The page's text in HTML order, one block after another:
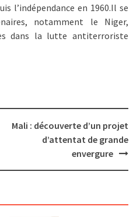
l’indépendance en 1960.Il se
notamment le Niger,
dans la lutte antiterroriste
Mali : découverte d’un projet
d’attentat de grande
envergure